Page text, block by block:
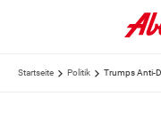
Startseite Politik Trumps Anti-